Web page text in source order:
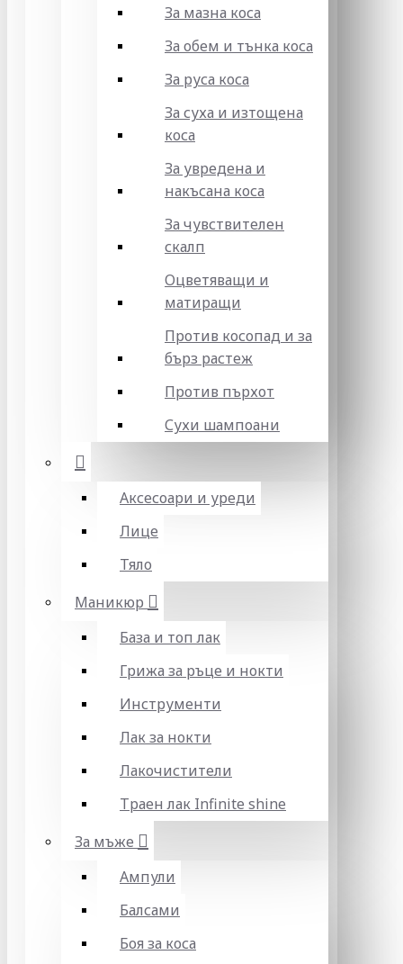
За мазна коса
За обем и тънка коса
За руса коса
За суха и изтощена
коса
За увредена и
накъсана коса
За чувствителен
скалп
Оцветяващи и
матиращи
Против косопад и за
бърз растеж
Против пърхот
Сухи шампоани
Аксесоари и уреди
Лице
Тяло
Маникюр
База и топ лак
Грижа за ръце и нокти
Инструменти
Лак за нокти
Лакочистители
Траен лак Infinite shine
За мъже
Ампули
Балсами
Боя за коса